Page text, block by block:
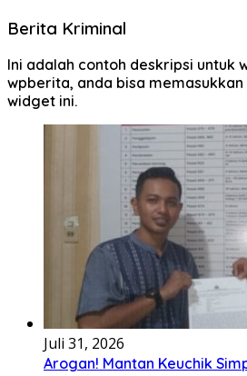
Berita Kriminal
Ini adalah contoh deskripsi untuk
wpberita, anda bisa
widget ini.
Juli 31, 2026
Arogan! Mantan Keuchik